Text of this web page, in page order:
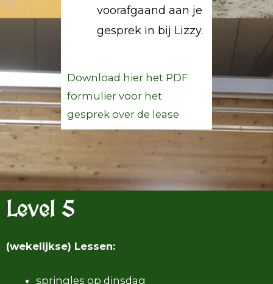
voorafgaand aan je
gesprek in bij Lizzy.
Download hier het PDF
formulier voor het
gesprek over de lease
Level 5
(wekelijkse) Lessen:
springles op dinsdag